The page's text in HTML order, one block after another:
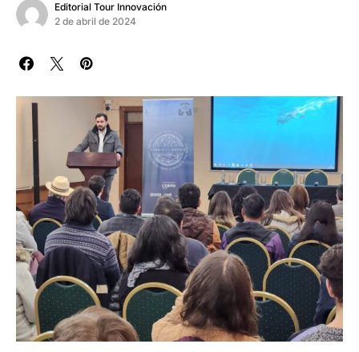
Editorial Tour Innovación
2 de abril de 2024